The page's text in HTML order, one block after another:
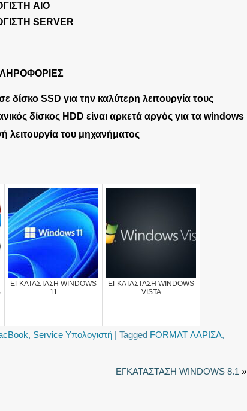
AIO
SERVER
SSD για την καλύτερη λειτουργία τους
δίσκος HDD είναι αρκετά αργός για τα windows
λειτουργία του μηχανήματος
ΕΓΚΑΤΑΣΤΑΣΗ WINDOWS
11
ΕΓΚΑΤΑΣΤΑΣΗ WINDOWS
VISTA
, Service Υπολογιστή | Tagged FORMAT ΛΑΡΙΣΑ,
ΕΓΚΑΤΑΣΤΑΣΗ WINDOWS 8.1 »